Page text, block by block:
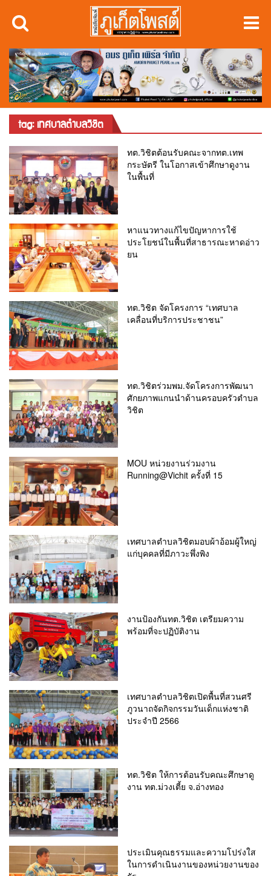
tag: เทศบาลตำบลวิชิต
ทต.วิชิตต้อนรับคณะจากทต.เทพ
กระษัตรี ในโอกาสเข้าศึกษาดูงาน
ในพื้นที่
หาแนวทางแก้ไขปัญหาการใช้
ประโยชน์ในพื้นที่สาธารณะหาดอ่าว
ยน
ทต.วิชิต จัดโครงการ “เทศบาล
เคลื่อนที่บริการประชาชน”
ทต.วิชิตร่วมพม.จัดโครงการพัฒนา
ศักยภาพแกนนำด้านครอบครัวตำบล
วิชิต
MOU หน่วยงานร่วมงาน
Running@Vichit ครั้งที่ 15
เทศบาลตำบลวิชิตมอบผ้าอ้อมผู้ใหญ่
แก่บุคคลที่มีภาวะพึ่งพิง
งานป้องกันทต.วิชิต เตรียมความ
พร้อมที่จะปฏิบัติงาน
เทศบาลตำบลวิชิตเปิดพื้นที่สวนศรี
ภูวนาถจัดกิจกรรมวันเด็กแห่งชาติ
ประจำปี 2566
ทต.วิชิต ให้การต้อนรับคณะศึกษาดู
งาน ทต.ม่วงเตี้ย จ.อ่างทอง
ประเมินคุณธรรมและความโปร่งใส
ในการดำเนินงานของหน่วยงานของ